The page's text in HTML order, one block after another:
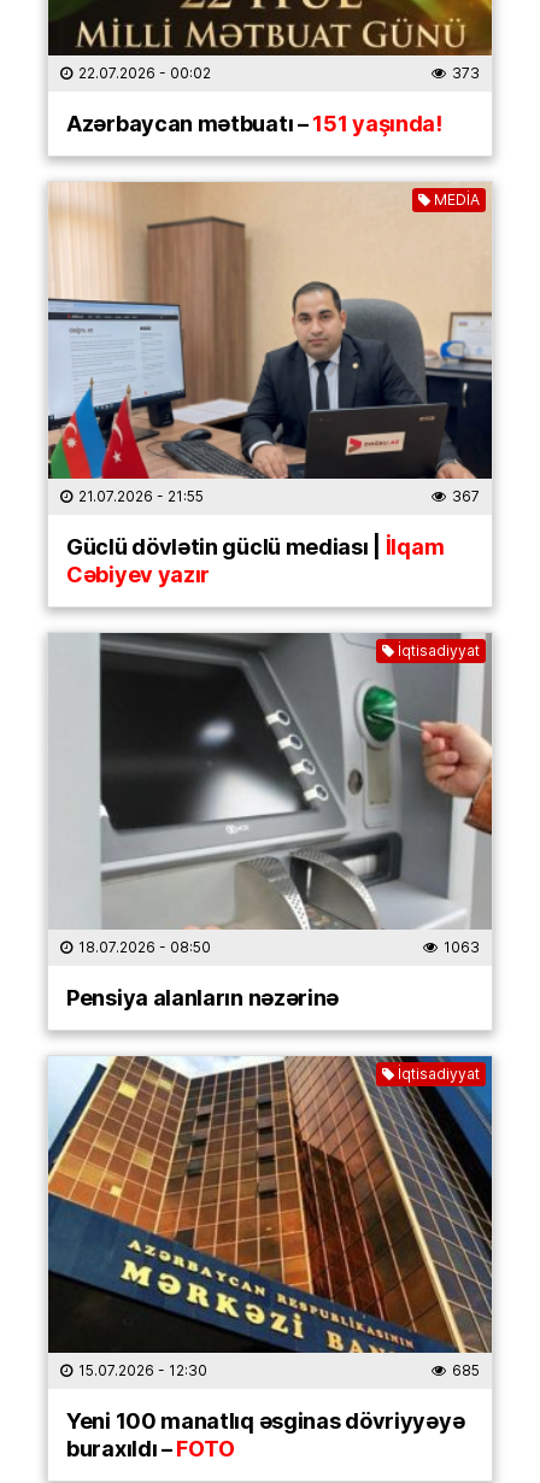
22.07.2026 - 00:02 373
Azərbaycan mətbuatı –151 yaşında!
MEDİA
21.07.2026 - 21:55 367
Güclü dövlətin güclü mediası | İlqam
Cəbiyev yazır
İqtisadiyyat
18.07.2026 - 08:50 1063
Pensiya alanların nəzərinə
İqtisadiyyat
15.07.2026 - 12:30 685
Yeni 100 manatlıq əsginas dövriyyəyə
buraxıldı –FOTO